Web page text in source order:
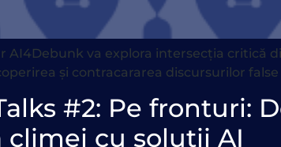
AI4Debunk va explora intersecția critică
și contracararea discursurilor
#2: Pe fronturi:
climei cu soluții AI